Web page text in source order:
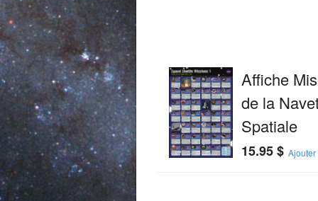
Affiche
de la
Spatiale
15.95$